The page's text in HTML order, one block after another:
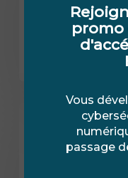
sont ouvertes
8 juillet 2026
Actualités
Créer une
aussi facile.
promo
Vous
passage